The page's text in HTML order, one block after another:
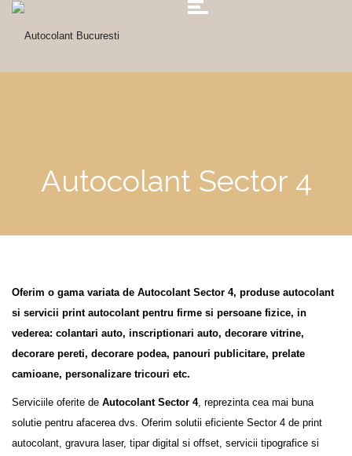
Autocolant Sector 4
Oferim o gama variata de Autocolant Sector 4, produse autocolant
si servicii print autocolant pentru firme si persoane fizice, in
vederea: colantari auto, inscriptionari auto, decorare vitrine,
decorare pereti, decorare podea, panouri publicitare, prelate
camioane, personalizare tricouri etc.
Serviciile oferite de Autocolant Sector 4, reprezinta cea mai buna
solutie pentru afacerea dvs. Oferim solutii eficiente Sector 4 de print
autocolant, gravura laser, tipar digital si offset, servicii tipografice si